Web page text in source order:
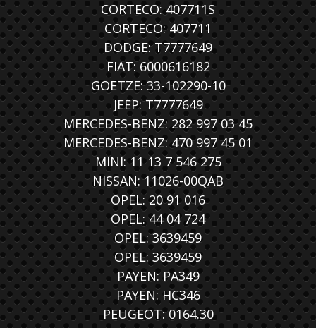
CORTECO: 407711S
CORTECO: 407711
DODGE: T7777649
FIAT: 6000616182
GOETZE: 33-102290-10
JEEP: T7777649
MERCEDES-BENZ: 282 997 03 45
MERCEDES-BENZ: 470 997 45 01
MINI: 11 13 7 546 275
NISSAN: 11026-00QAB
OPEL: 20 91 016
OPEL: 44 04 724
OPEL: 3639459
OPEL: 3639459
PAYEN: PA349
PAYEN: HC346
PEUGEOT: 0164.30